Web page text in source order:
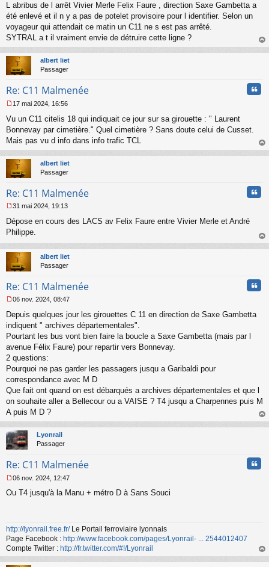
e
s
s
a
g
n
o
l
u
L abribus de l arrêt Vivier Merle Felix Faure , direction Saxe Gambetta a
été enlevé et il n y a pas de potelet provisoire pour l identifier. Selon un
voyageur qui attendait ce matin un C11 ne s est pas arrêté.
SYTRAL a t il vraiment envie de détruire cette ligne ?
au
albert liet
Passager
Re: C11 Malmenée
e
s
g
e
n
n
u
17 mai 2024, 16:56
Vu un C11 citelis 18 qui indiquait ce jour sur sa girouette : " Laurent
Bonnevay par cimetière." Quel cimetière ? Sans doute celui de Cusset.
Mais pas vu d info dans info trafic TCL
au
albert liet
Passager
Re: C11 Malmenée
e
s
a
g
e
o
l
u
31 mai 2024, 19:13
Dépose en cours des LACS av Felix Faure entre Vivier Merle et André
Philippe.
au
albert liet
Passager
Re: C11 Malmenée
e
s
s
g
e
n
o
n
u
06 nov. 2024, 08:47
Depuis quelques jour les girouettes C 11 en direction de Saxe Gambetta
indiquent " archives départementales".
Pourtant les bus vont bien faire la boucle a Saxe Gambetta (mais par l
avenue Félix Faure) pour repartir vers Bonnevay.
2 questions:
Pourquoi ne pas garder les passagers jusqu a Garibaldi pour
correspondance avec M D
Que fait ont quand on est débarqués a archives départementales et que l
on souhaite aller a Bellecour ou a VAISE ? T4 jusqu a Charpennes puis M
A puis M D ?
au
Lyonrail
Passager
Re: C11 Malmenée
e
g
e
n
o
n
06 nov. 2024, 12:47
Ou T4 jusqu'à la Manu + métro D à Sans Souci
http://lyonrail.free.fr/Le Portail ferroviaire lyonnais
Page Facebook : http://www.facebook.com/pages/Lyonrail- ... 2544012407
Compte Twitter : http://fr.twitter.com/#!/Lyonrail
au